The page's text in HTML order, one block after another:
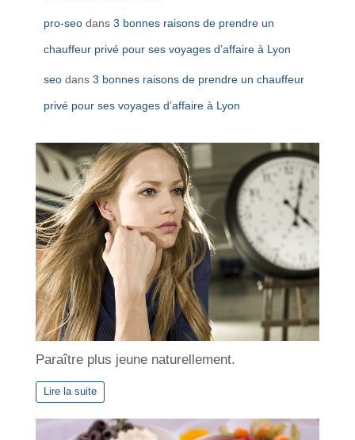
pro-seo dans 3 bonnes raisons de prendre un
chauffeur privé pour ses voyages d’affaire à Lyon
seo dans 3 bonnes raisons de prendre un chauffeur
privé pour ses voyages d’affaire à Lyon
Paraître plus jeune naturellement.
Lire la suite